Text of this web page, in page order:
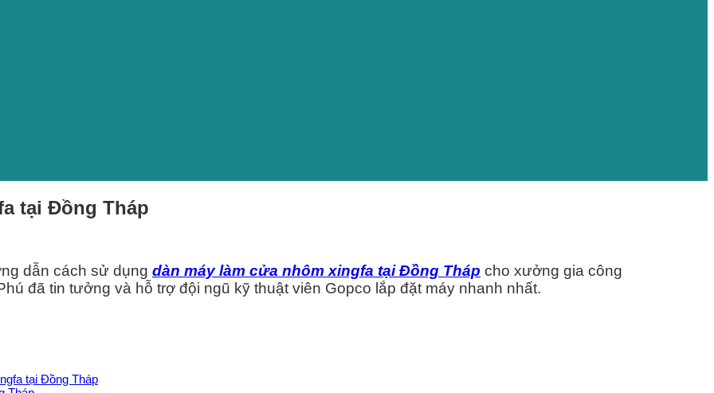
tại Đồng Tháp
dẫn cách sử dụng dàn máy làm cửa nhôm xingfa tại Đồng Tháp cho xưởng gia công
đã tin tưởng và hỗ trợ đội ngũ kỹ thuật viên Gopco lắp đặt máy nhanh nhất.
tại Đồng Tháp